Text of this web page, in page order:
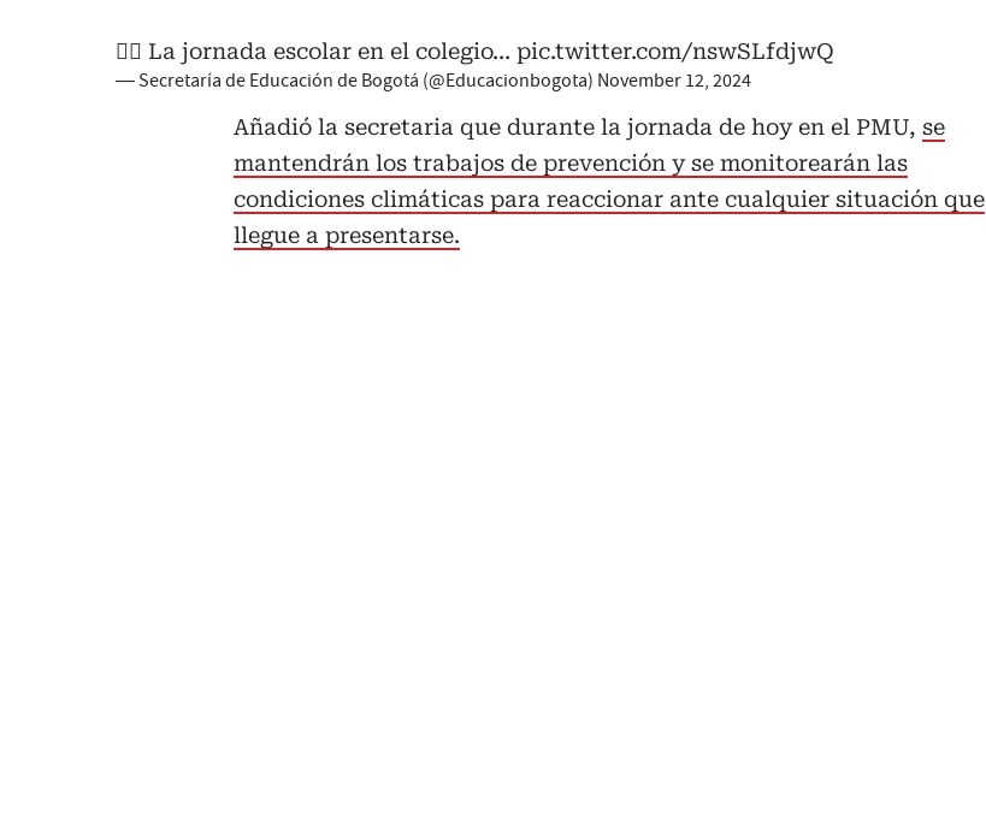
👉🏼 La jornada escolar en el colegio… pic.twitter.com/nswSLfdjwQ
— Secretaría de Educación de Bogotá (@Educacionbogota) November 12, 2024
Añadió la secretaria que durante la jornada de hoy en el PMU, se
mantendrán los trabajos de prevención y se monitorearán las
condiciones climáticas para reaccionar ante cualquier situación que
llegue a presentarse.